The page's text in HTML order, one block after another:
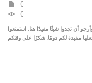
0
0
أن تجدوا شيئًا مفيدًا هنا. استمتعوا